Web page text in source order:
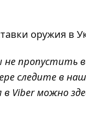
оружия в
не пропустить
следите в
в Viber можно